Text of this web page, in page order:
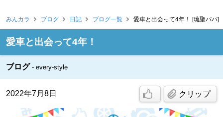
みんカラ ブログ 日記 ブログ一覧 愛車と出会って4年！ [琉聖パパ]
愛車と出会って4年！
ブログ every-style
2022年7月8日 クリップ